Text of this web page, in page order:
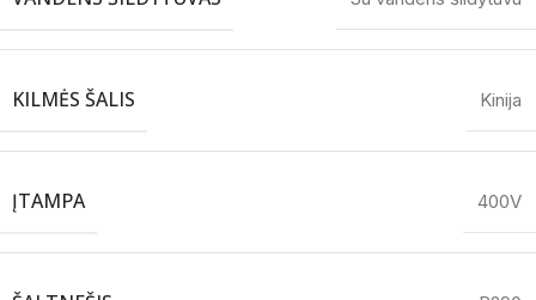
KILMĖS ŠALIS Kinija
ĮTAMPA 400V